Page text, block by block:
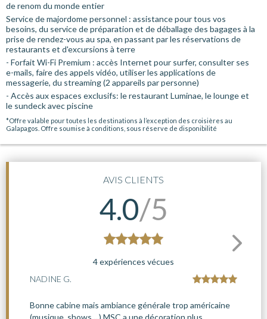
de renom du monde entier
Service de majordome personnel : assistance pour tous vos
besoins, du service de préparation et de déballage des bagages à la
prise de rendez-vous au spa, en passant par les réservations de
restaurants et d'excursions à terre
- Forfait Wi-Fi Premium : accès Internet pour surfer, consulter ses
e-mails, faire des appels vidéo, utiliser les applications de
messagerie, du streaming (2 appareils par personne)
- Accès aux espaces exclusifs: le restaurant Luminae, le lounge et
le sundeck avec piscine
*Offre valable pour toutes les destinations à l’exception des croisières au
Galapagos. Offre soumise à conditions, sous réserve de disponibilité
AVIS CLIENTS
4.0/5
4 expériences vécues
NADINE G.
Bonne cabine mais ambiance générale trop américaine
(musique, shows,...) MSC a une décoration plus